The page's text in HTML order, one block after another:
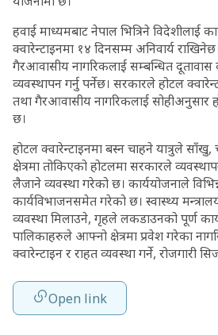
हवाई माध्यमबाट नेपाल भित्रिने विदेशीलाई
क्वारेन्टाइनमा १४ दिनसम्म अनिवार्य
गैरआवासीय नागरिकलाई सम्बन्धित दूतावास
व्यवस्थापन गर्नु पर्नेछ। सरकारले होटल
तथा गैरआवासीय नागरिकलाई सोहीअनुसार
छ।
होटल क्वारेन्टाइनमा बस्न चाहने यात्रुले साँखु,
क्षेत्रमा तोकिएको होटलमा सरकारले
लैजाने व्यवस्था गरेको छ। कार्ययोजनाले
कार्यविभाजनसमेत गरेको छ। स्वास्थ्य
व्यवस्था मिलाउने, गृहले लकडाउनको पूर्ण
पालिकाहरुले आफ्नो क्षेत्रमा प्रवेश गरेका
क्वारेन्टाइन र राहत व्यवस्था गर्ने, रोजगारी
Open link